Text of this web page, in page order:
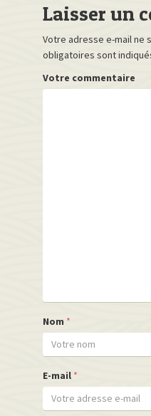
Laisser un
Votre adresse e-mail ne
obligatoires sont
Votre commentaire
Nom *
E-mail *